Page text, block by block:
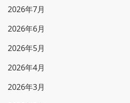
2026年7月
2026年6月
2026年5月
2026年4月
2026年3月